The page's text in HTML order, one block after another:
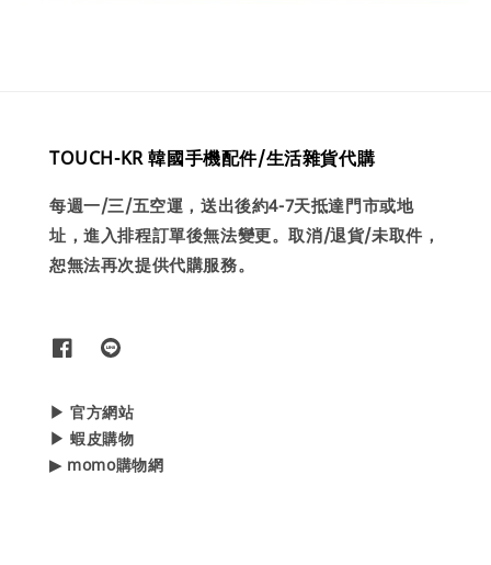
TOUCH-KR 韓國手機配件/生活雜貨代購
每週一/三/五空運，送出後約4-7天抵達門市或地
址，進入排程訂單後無法變更。取消/退貨/未取件，
恕無法再次提供代購服務。
▶ 官方網站
▶ 蝦皮購物
▶ momo購物網